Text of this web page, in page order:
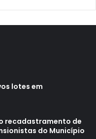
lotes em
recadastramento de
do Município